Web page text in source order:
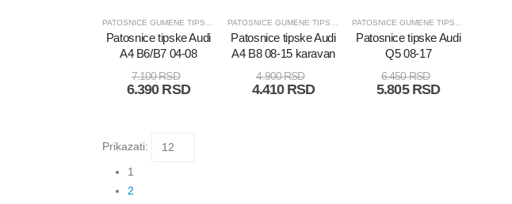
Patosnice tipske Audi
A4 B6/B7 04-08
7.100RSD
6.390 RSD
Patosnice tipske Audi
A4 B8 08-15 karavan
4.900RSD
4.410 RSD
Patosnice tipske Audi
Q5 08-17
6.450RSD
5.805 RSD
Prikazati:
1
2